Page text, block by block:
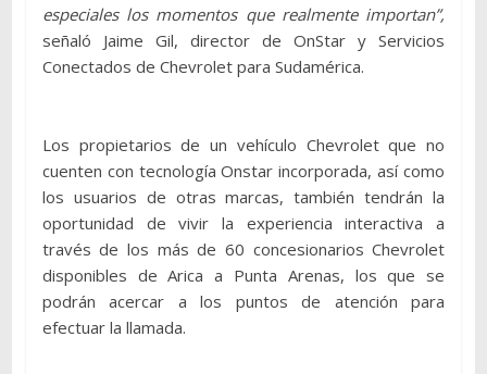
especiales los momentos que realmente importan”,
señaló Jaime Gil, director de OnStar y Servicios
Conectados de Chevrolet para Sudamérica.
Los propietarios de un vehículo Chevrolet que no
cuenten con tecnología Onstar incorporada, así como
los usuarios de otras marcas, también tendrán la
oportunidad de vivir la experiencia interactiva a
través de los más de 60 concesionarios Chevrolet
disponibles de Arica a Punta Arenas, los que se
podrán acercar a los puntos de atención para
efectuar la llamada.